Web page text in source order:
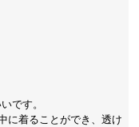
です。
に着ることができ、透け